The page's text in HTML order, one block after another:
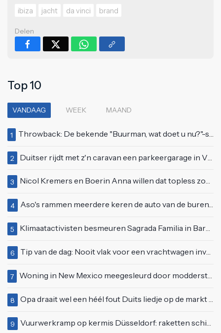
ibiza
jacht da vinci brand
Delen
Top 10
VANDAAG WEEK MAAND
1 Throwback: De bekende "Buurman, wat doet u nu?"-scène uit Flodder met Tatjana Šimić
2 Duitser rijdt met z'n caravan een parkeergarage in Vlissingen binnen
3 Nicol Kremers en Boerin Anna willen dat topless zonnen geen taboe meer is
4 Aso's rammen meerdere keren de auto van de buren, maar doen alsof er niets gebeurd is
5 Klimaatactivisten besmeuren Sagrada Familia in Barcelona met lading verf
6 Tip van de dag: Nooit vlak voor een vrachtwagen invoegen
7 Woning in New Mexico meegesleurd door modderstroom
8 Opa draait wel een héél fout Duits liedje op de markt van Emmen
9 Vuurwerkramp op kermis Düsseldorf: raketten schieten het publiek in